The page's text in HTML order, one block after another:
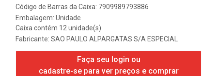
Código de Barras da Caixa: 7909989793886
Embalagem: Unidade
Caixa contém 12 unidade(s)
Fabricante: SAO PAULO ALPARGATAS S/A ESPECIAL
Faça seu login ou
cadastre-se para ver preços e comprar